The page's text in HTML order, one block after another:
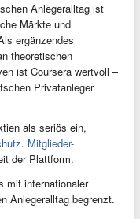
Anlegeralltag ist
Märkte und
ergänzendes
theoretischen
ist Coursera wertvoll –
Privatanleger
als seriös ein,
. Mitglieder-
der Plattform.
mit internationaler
Anlegeralltag begrenzt.